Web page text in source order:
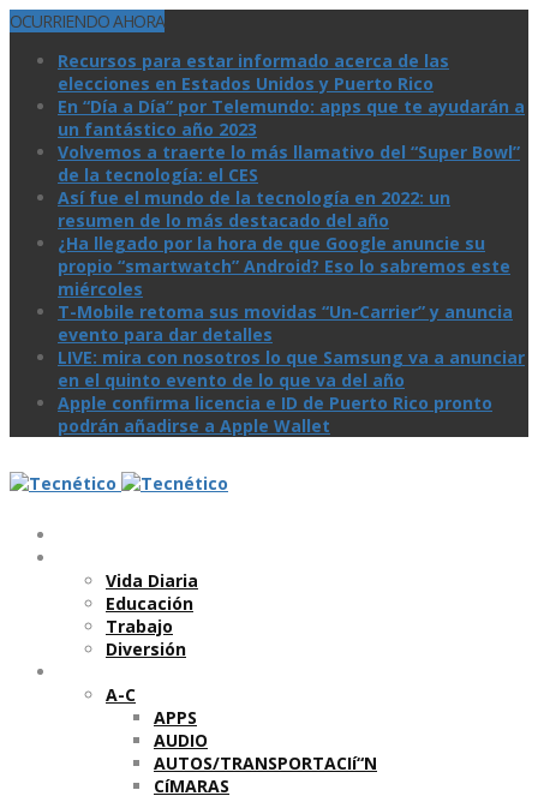
OCURRIENDO AHORA
Recursos para estar informado acerca de las
elecciones en Estados Unidos y Puerto Rico
En “Día a Día” por Telemundo: apps que te ayudarán a
un fantástico año 2023
Volvemos a traerte lo más llamativo del “Super Bowl”
de la tecnologí­a: el CES
Así­ fue el mundo de la tecnologí­a en 2022: un
resumen de lo más destacado del año
¿Ha llegado por la hora de que Google anuncie su
propio “smartwatch” Android? Eso lo sabremos este
miércoles
T-Mobile retoma sus movidas “Un-Carrier” y anuncia
evento para dar detalles
LIVE: mira con nosotros lo que Samsung va a anunciar
en el quinto evento de lo que va del año
Apple confirma licencia e ID de Puerto Rico pronto
podrán añadirse a Apple Wallet
Vida Diaria
Educación
Trabajo
Diversión
A-C
APPS
AUDIO
AUTOS/TRANSPORTACIí“N
CíMARAS